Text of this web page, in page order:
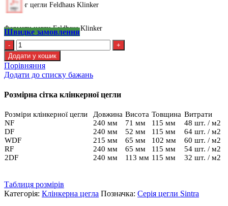
Каталог цегли Feldhaus Klinker
Формати цегли Feldhaus Klinker
Швидке замовлення
Клінкерна
цегла
Feldhaus
K
689
NF
кількість
Додати у кошик
Порівняння
Додати до списку бажань
Розмірна сітка клінкерної цегли
Розміри клінкерної цегли Довжина Висота Товщина Витрати
NF
240 мм 71 мм 115 мм
48 шт. / м2
DF
240 мм 52 мм 115 мм
64 шт. / м2
WDF
215 мм 65 мм 102 мм
60 шт. / м2
RF
240 мм 65 мм 115 мм
54 шт. / м2
2DF
240 мм 113 мм 115 мм 32 шт. / м2
Таблиця розмірів
Категорія: Клінкерна цегла Позначка: Серія цегли Sintra